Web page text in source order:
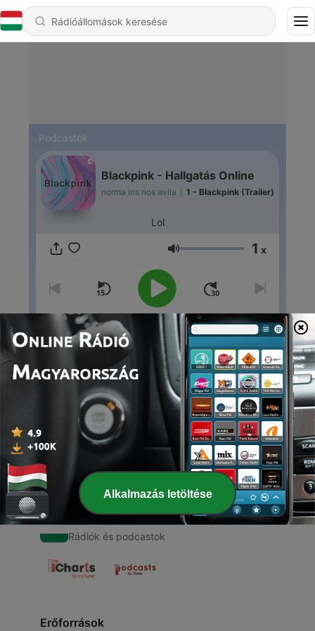
Podcastok
Blackpink - Hallgatás Online
norma iris rios avila 1 - Blackpink (Trailer)
Lol
Hangerő 1 x
00:00 00:00
Epizódok
Blackpink (Trailer)
24 aug. 2020
Rádiók és podcastok
Erőforrások
Alkalmazás letöltése